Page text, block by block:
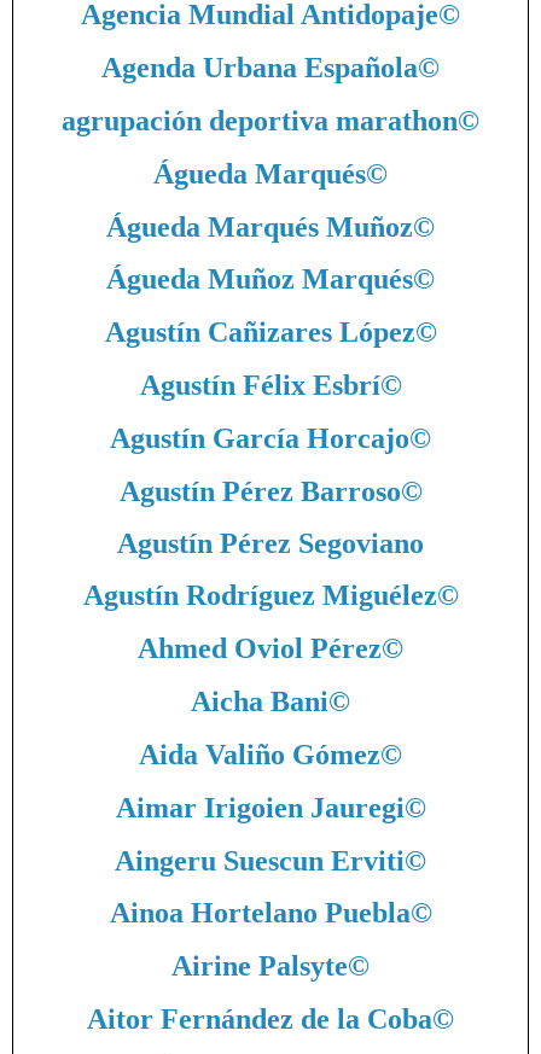
Agencia Mundial Antidopaje©
Agenda Urbana Española©
agrupación deportiva marathon©
Águeda Marqués©
Águeda Marqués Muñoz©
Águeda Muñoz Marqués©
Agustín Cañizares López©
Agustín Félix Esbrí©
Agustín García Horcajo©
Agustín Pérez Barroso©
Agustín Pérez Segoviano
Agustín Rodríguez Miguélez©
Ahmed Oviol Pérez©
Aicha Bani©
Aida Valiño Gómez©
Aimar Irigoien Jauregi©
Aingeru Suescun Erviti©
Ainoa Hortelano Puebla©
Airine Palsyte©
Aitor Fernández de la Coba©